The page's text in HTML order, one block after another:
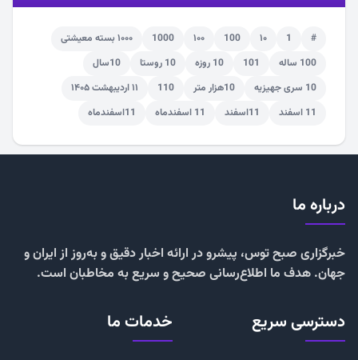
#
1 ۱۰ 100 ۱۰۰ 1000
۱۰۰۰ بسته معیشتی
100 ساله
101 10 روزه 10 روستا
10سال
10 سری جهیزیه
10هزار متر 110
۱۱ اردیبهشت ۱۴۰۵
11 اسفند
11اسفند 11 اسفندماه 11اسفندماه
درباره ما
خبرگزاری صبح توس، پیشرو در ارائه اخبار دقیق و به‌روز از ایران و
جهان. هدف ما اطلاع‌رسانی صحیح و سریع به مخاطبان است.
دسترسی سریع خدمات ما